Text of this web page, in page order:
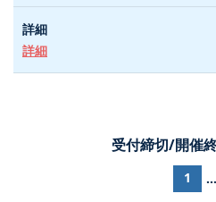
詳細
受付締切/開催
1 ...